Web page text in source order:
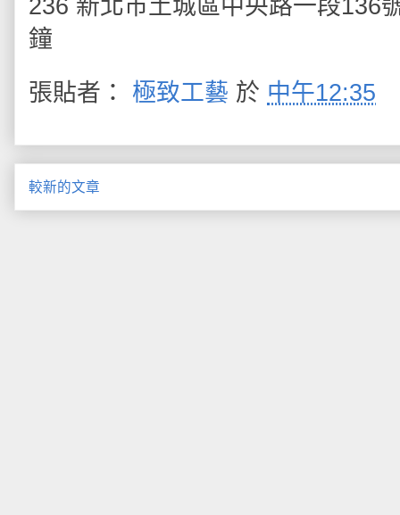
236 新北市土城區中央路一段136
鐘
張貼者： 極致工藝 於 中午12:35
較新的文章